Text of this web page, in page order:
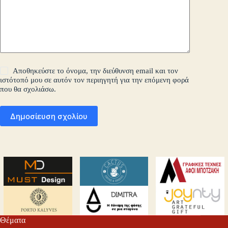
Αποθηκεύστε το όνομα, την διεύθυνση email και τον
ιστότοπό μου σε αυτόν τον περιηγητή για την επόμενη φορά
που θα σχολιάσω.
Δημοσίευση σχολίου
Θέματα